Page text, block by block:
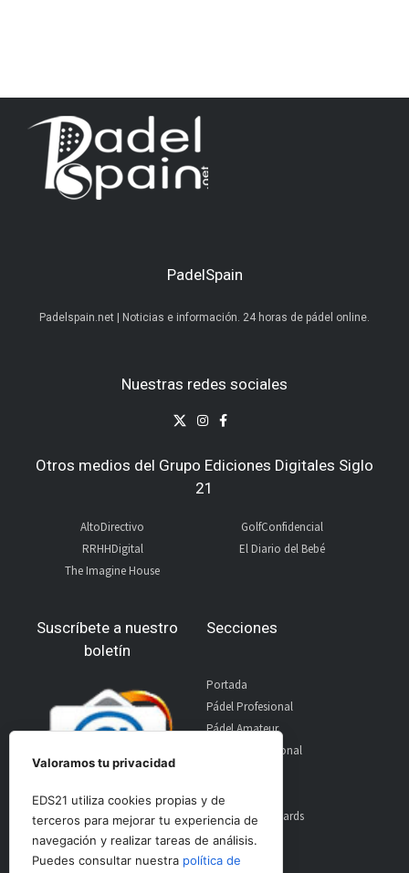
PadelSpain
Padelspain.net | Noticias e información. 24 horas de pádel online.
Nuestras redes sociales
Otros medios del Grupo Ediciones Digitales Siglo
21
AltoDirectivo
RRHHDigital
The Imagine House
GolfConfidencial
El Diario del Bebé
Suscríbete a nuestro
boletín
Secciones
Portada
Pádel Profesional
Pádel Amateur
Pádel Internacional
Material
World Padel Awards
Contacto
Publicidad
Valoramos tu privacidad
EDS21 utiliza cookies propias y de
terceros para mejorar tu experiencia de
navegación y realizar tareas de análisis.
Puedes consultar nuestra política de